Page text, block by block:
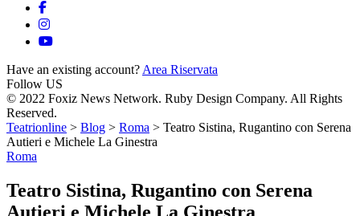
Have an existing account? Area Riservata
Follow US
© 2022 Foxiz News Network. Ruby Design Company. All Rights
Reserved.
Teatrionline > Blog > Roma > Teatro Sistina, Rugantino con Serena
Autieri e Michele La Ginestra
Roma
Teatro Sistina, Rugantino con Serena